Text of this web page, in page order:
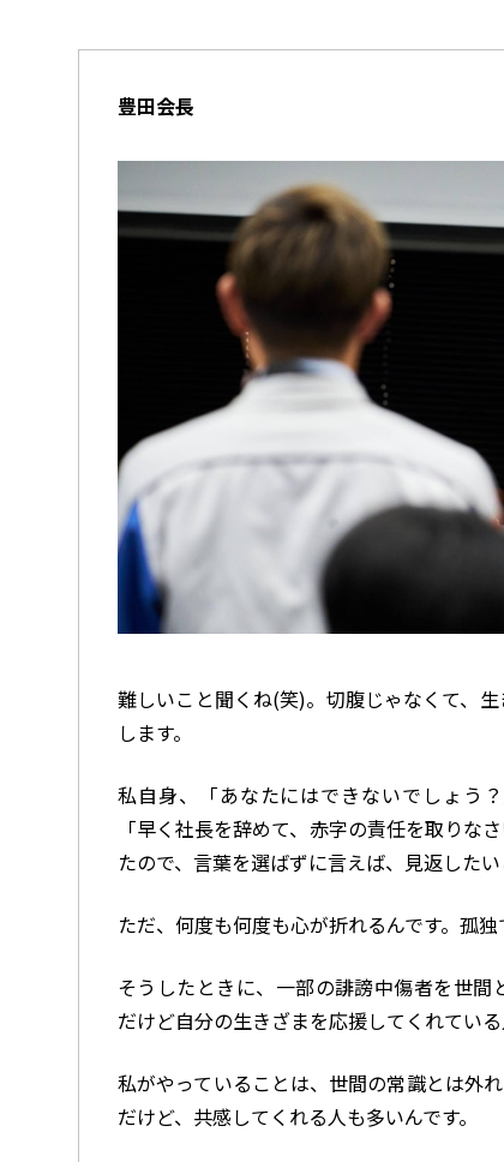
豊田会長
難しいこと聞くね(笑)。切腹じゃなくて、
します。
私自身、「あなたにはできないでしょう
「早く社長を辞めて、赤字の責任を取りな
たので、言葉を選ばずに言えば、見返したい
ただ、何度も何度も心が折れるんです。孤独
そうしたときに、一部の誹謗中傷者を世
だけど自分の生きざまを応援してくれている
私がやっていることは、世間の常識とは外
だけど、共感してくれる人も多いんです。